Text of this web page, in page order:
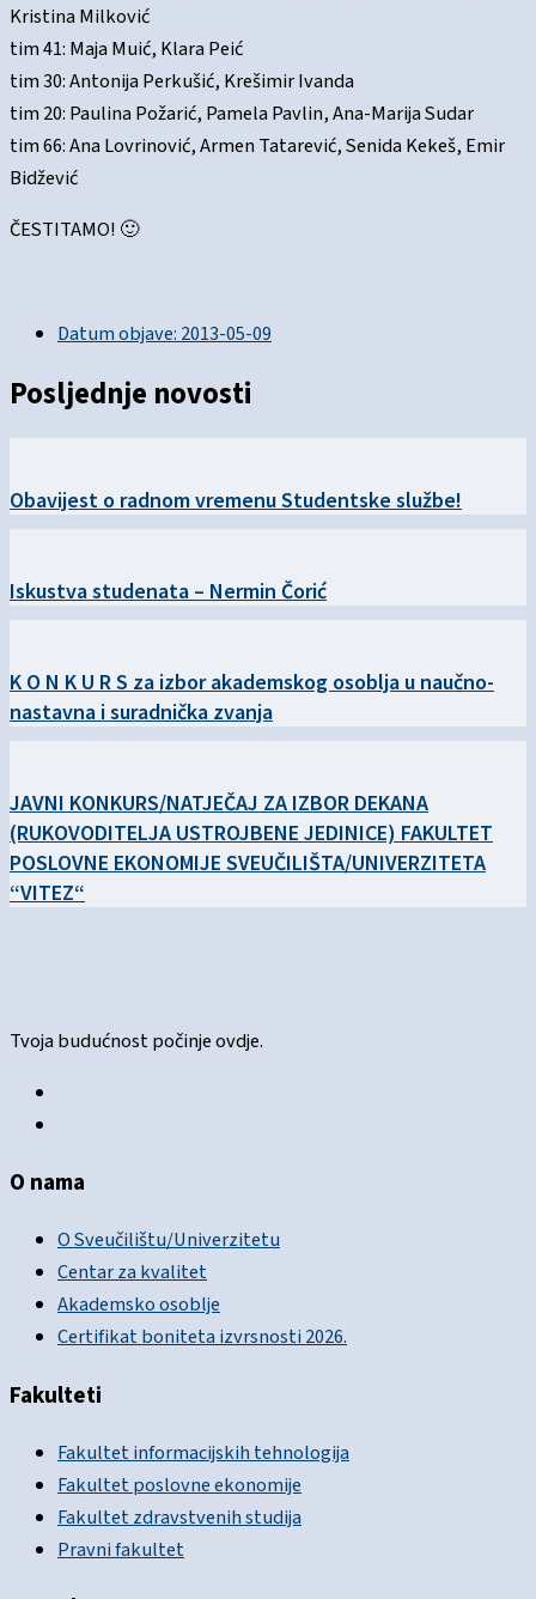
Kristina Milković
tim 41: Maja Muić, Klara Peić
tim 30: Antonija Perkušić, Krešimir Ivanda
tim 20: Paulina Požarić, Pamela Pavlin, Ana-Marija Sudar
tim 66: Ana Lovrinović, Armen Tatarević, Senida Kekeš, Emir
Bidžević
ČESTITAMO! 🙂
Datum objave:2013-05-09
Posljednje novosti
Obavijest o radnom vremenu Studentske službe!
Iskustva studenata – Nermin Čorić
K O N K U R S za izbor akademskog osoblja u naučno-
nastavna i suradnička zvanja
JAVNI KONKURS/NATJEČAJ ZA IZBOR DEKANA
(RUKOVODITELJA USTROJBENE JEDINICE) FAKULTET
POSLOVNE EKONOMIJE SVEUČILIŠTA/UNIVERZITETA
“VITEZ“
Tvoja budućnost počinje ovdje.
O nama
O Sveučilištu/Univerzitetu
Centar za kvalitet
Akademsko osoblje
Certifikat boniteta izvrsnosti 2026.
Fakulteti
Fakultet informacijskih tehnologija
Fakultet poslovne ekonomije
Fakultet zdravstvenih studija
Pravni fakultet